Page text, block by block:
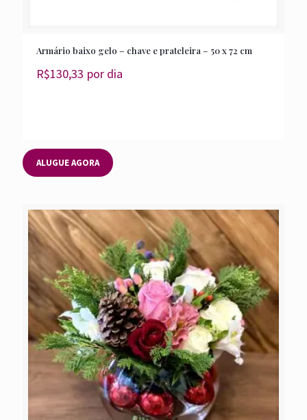
Armário baixo gelo – chave e prateleira – 50 x 72 cm
R$130,33 por dia
ALUGUE AGORA